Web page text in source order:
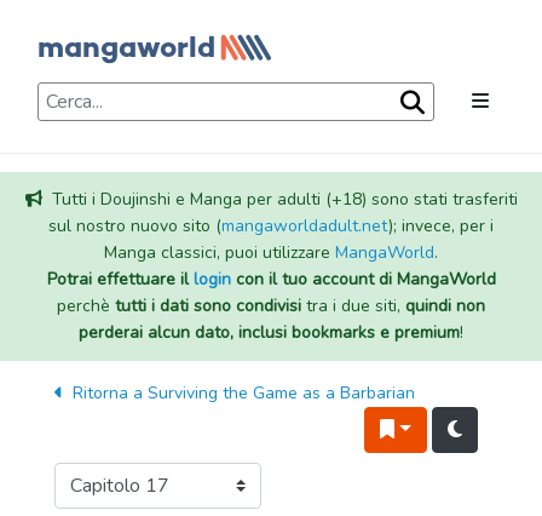
Tutti i Doujinshi e Manga per adulti (+18) sono stati trasferiti
sul nostro nuovo sito (mangaworldadult.net); invece, per i
Manga classici, puoi utilizzare MangaWorld.
Potrai effettuare illogincon il tuo account di MangaWorld
perchè tutti i dati sono condivisi tra i due siti, quindi non
perderai alcun dato, inclusi bookmarks e premium!
Ritorna a Surviving the Game as a Barbarian